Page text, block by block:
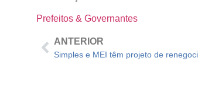
Prefeitos & Governantes
ANTERIOR